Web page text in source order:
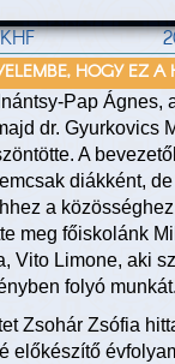
HOGY EZ A
Pap Ágnes,
dr. Gyurkovics
A
diákként,
a
meg főiskolánk
Vito Limone, aki
folyó munkát.
Zsohár Zsófia
előkészítő